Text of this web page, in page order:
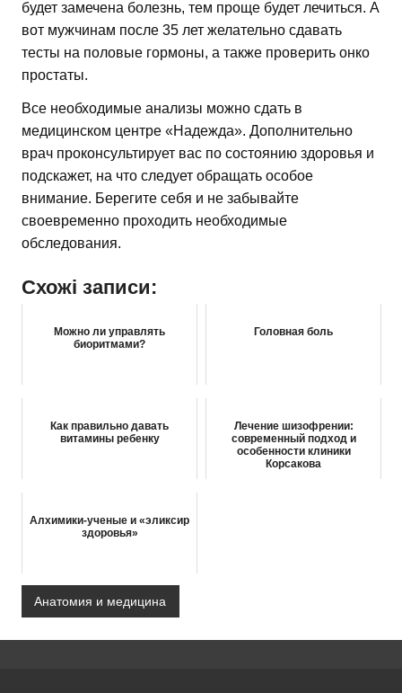
будет замечена болезнь, тем проще будет лечиться. А
вот мужчинам после 35 лет желательно сдавать
тесты на половые гормоны, а также проверить онко
простаты.
Все необходимые анализы можно сдать в
медицинском центре «Надежда». Дополнительно
врач проконсультирует вас по состоянию здоровья и
подскажет, на что следует обращать особое
внимание. Берегите себя и не забывайте
своевременно проходить необходимые
обследования.
Схожі записи:
Можно ли управлять
биоритмами?
Головная боль
Как правильно давать
витамины ребенку
Лечение шизофрении:
современный подход и
особенности клиники
Корсакова
Алхимики-ученые и «эликсир
здоровья»
Анатомия и медицина